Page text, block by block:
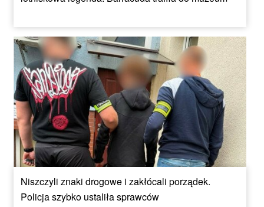
Niszczyli znaki drogowe i zakłócali porządek.
Policja szybko ustaliła sprawców